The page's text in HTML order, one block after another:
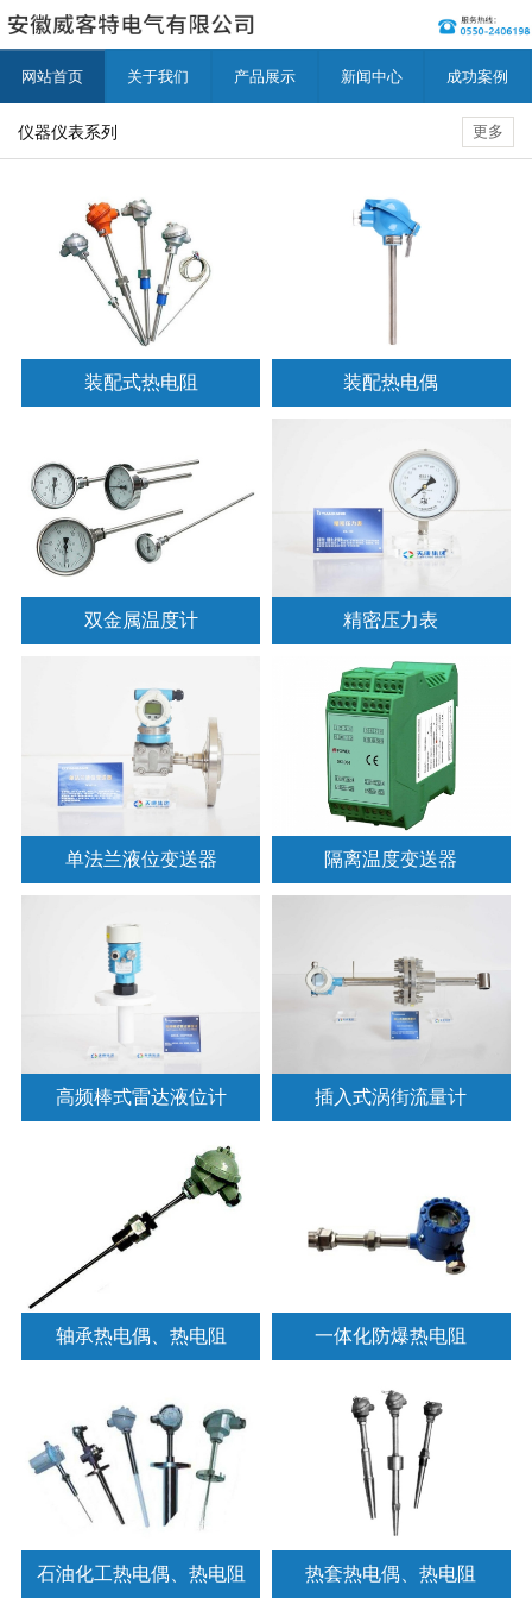
网站首页 关于我们 产品展示 新闻中心 成功案例
更多
仪器仪表系列
装配式热电阻 装配热电偶
双金属温度计 精密压力表
单法兰液位变送器 隔离温度变送器
高频棒式雷达液位计 插入式涡街流量计
轴承热电偶、热电阻 一体化防爆热电阻
石油化工热电偶、热电阻 热套热电偶、热电阻